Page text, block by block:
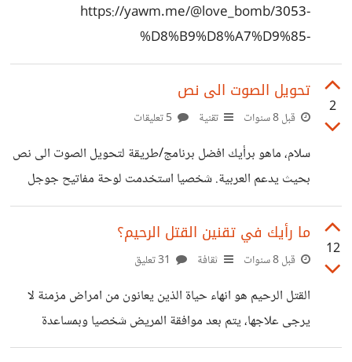
وارغب في أن أنقل الموقع على استضافة جديدة بنفس الدومين
ولكن من شركة مغايرة. هل سوف يعمل السكربت مع الشركة
الجديدة (استضافة + دومين)؟ أم أنني محكور لأن
https://yawm.me/@love_bomb/3053-
%D8%B9%D8%A7%D9%85-
%D8%AC%D8%AF%D9%8A%D8%AF
2
تحويل الصوت الى نص
قبل 8 سنوات تقنية
سلام، ماهو برأيك افضل برنامج/طريقة لتحويل الصوت الى نص
بحيث يدعم العربية. شخصيا استخدمت لوحة مفاتيح جوجل
على الاندرويد وهو جيد لكن به بعض الأخطاء. هل من
اقتراحات؟
12
ما رأيك في تقنين القتل الرحيم؟
قبل 8 سنوات ثقافة
القتل الرحيم هو انهاء حياة الذين يعانون من امراض مزمنة لا
يرجى علاجها، يتم بعد موافقة المريض شخصيا وبمساعدة
طبيب. يجب ان نفرق بينه وبين الانسحاب من العلاجات أو